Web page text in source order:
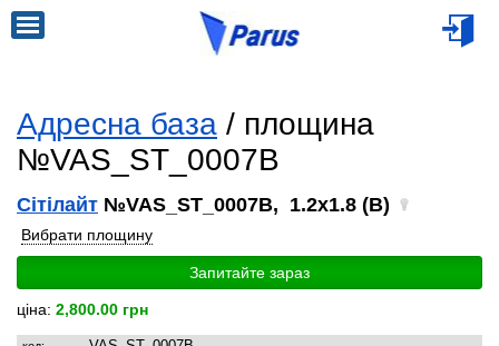
Адресна база / площина
№VAS_ST_0007B
Сітілайт №VAS_ST_0007B, 1.2x1.8 (B)
Вибрати площину
Запитайте зараз
ціна: 2,800.00 грн